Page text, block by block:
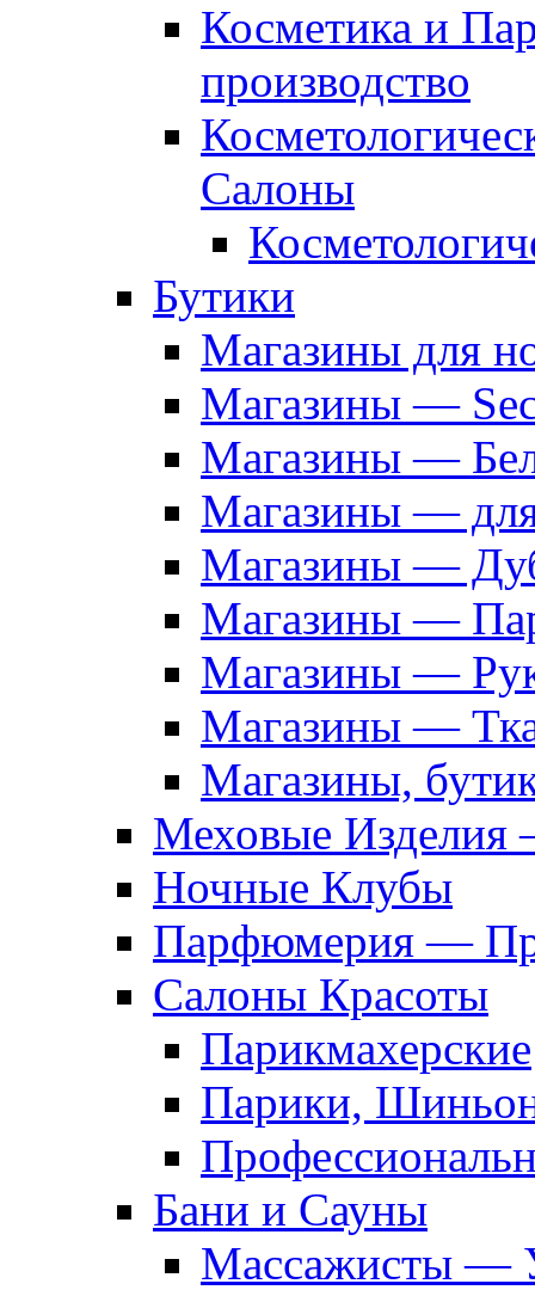
Косметика и
производство
Салоны
Бутики
Магазины для
Магазины —
Магазины —
Магазины —
Магазины —
Магазины —
Магазины —
Магазины —
Магазины,
Меховые Изделия
Ночные Клубы
Парфюмерия —
Салоны Красоты
Парикмахерские
Парики,
Бани и Сауны
Массажисты —